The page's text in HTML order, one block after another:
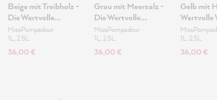
Beige mit Treibholz -
Die Wertvolle
Wandfarbe 1L
MissPompadour
1L, 2.5L
36,00 €
Grau mit Meersalz -
Die Wertvolle
Wandfarbe 1L
MissPompadour
1L, 2.5L
36,00 €
Gelb mit
Wertvolle
1L
1L, 2.5L
36,00 €